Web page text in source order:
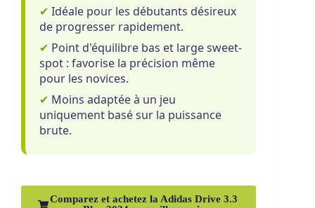
✔ Idéale pour les débutants désireux
de progresser rapidement.
✔ Point d'équilibre bas et large sweet-
spot : favorise la précision même
pour les novices.
✔ Moins adaptée à un jeu
uniquement basé sur la puissance
brute.
Comparez et achetez la Adidas Drive 3.3